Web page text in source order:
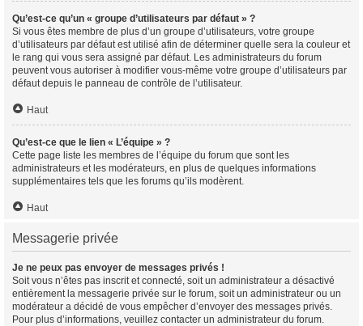
Qu’est-ce qu’un « groupe d’utilisateurs par défaut » ?
Si vous êtes membre de plus d’un groupe d’utilisateurs, votre groupe
d’utilisateurs par défaut est utilisé afin de déterminer quelle sera la couleur et
le rang qui vous sera assigné par défaut. Les administrateurs du forum
peuvent vous autoriser à modifier vous-même votre groupe d’utilisateurs par
défaut depuis le panneau de contrôle de l’utilisateur.
Haut
Qu’est-ce que le lien « L’équipe » ?
Cette page liste les membres de l’équipe du forum que sont les
administrateurs et les modérateurs, en plus de quelques informations
supplémentaires tels que les forums qu’ils modèrent.
Haut
Messagerie privée
Je ne peux pas envoyer de messages privés !
Soit vous n’êtes pas inscrit et connecté, soit un administrateur a désactivé
entièrement la messagerie privée sur le forum, soit un administrateur ou un
modérateur a décidé de vous empêcher d’envoyer des messages privés.
Pour plus d’informations, veuillez contacter un administrateur du forum.